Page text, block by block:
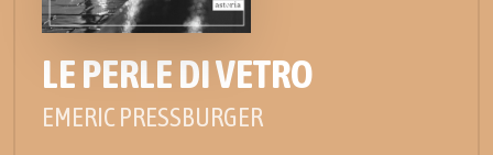
LE PERLE DI VETRO
EMERIC PRESSBURGER